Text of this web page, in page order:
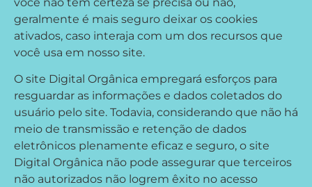
geralmente é mais seguro deixar os cookies
ativados, caso interaja com um dos recursos que
você usa em nosso site.
O site Digital Orgânica empregará esforços para
resguardar as informações e dados coletados do
usuário pelo site. Todavia, considerando que não há
meio de transmissão e retenção de dados
eletrônicos plenamente eficaz e seguro, o site
Digital Orgânica não pode assegurar que terceiros
não autorizados não logrem êxito no acesso